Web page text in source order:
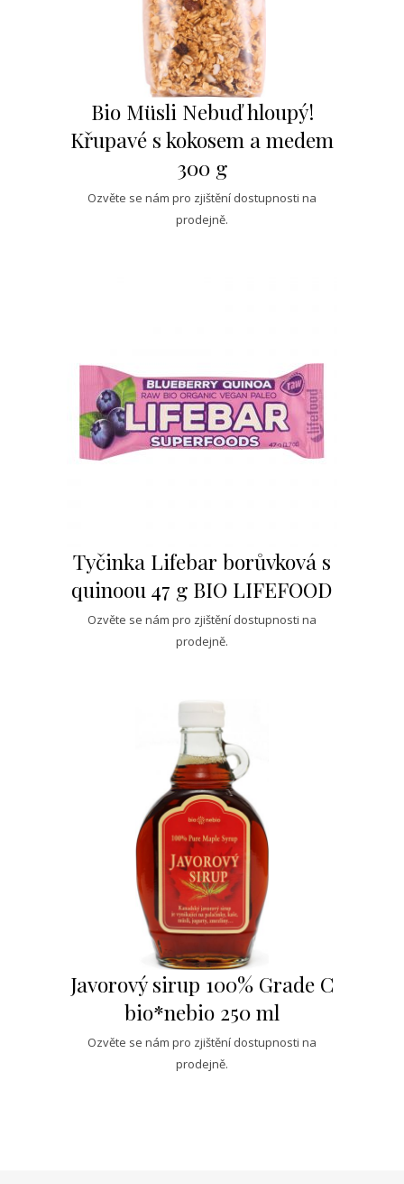
Bio Müsli Nebuď hloupý!
Křupavé s kokosem a medem
300 g
Ozvěte se nám pro zjištění dostupnosti na
prodejně.
Tyčinka Lifebar borůvková s
quinoou 47 g BIO LIFEFOOD
Ozvěte se nám pro zjištění dostupnosti na
prodejně.
Javorový sirup 100% Grade C
bio*nebio 250 ml
Ozvěte se nám pro zjištění dostupnosti na
prodejně.